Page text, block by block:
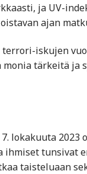
ja UV-
ajan
terrori-iskujen
tärkeitä ja
lokakuuta 2023
tunsivat
taisteluaan